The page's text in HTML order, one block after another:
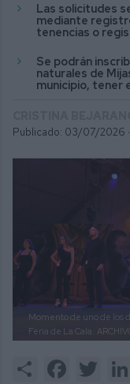
Las solicitudes
mediante
tenencias o
Se podrán
naturales de
municipio, tener
Publicado: 03/07/2026 ·
Momento de uno de los
Feria de La Cala.
Share Facebook